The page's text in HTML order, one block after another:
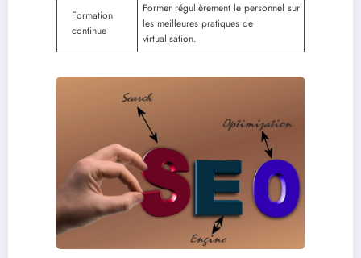
Formation
continue
Former régulièrement le personnel sur
les meilleures pratiques de
virtualisation.